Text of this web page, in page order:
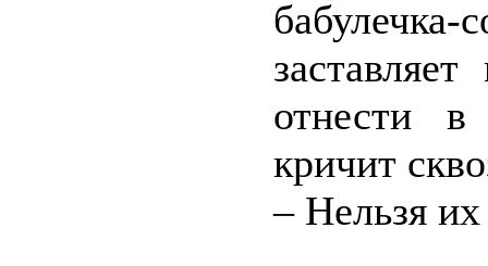
отнести
кричит
– Нельзя